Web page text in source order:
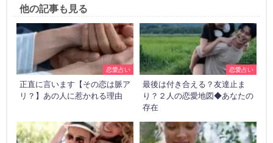
他の記事も見る
恋愛占い
正直に言います【その恋は脈ア
リ？】あの人に惹かれる理由
恋愛占い
最後は付き合える？友達止ま
り？２人の恋愛地図◆あなたの
存在